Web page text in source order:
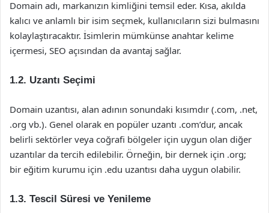
Domain adı, markanızın kimliğini temsil eder. Kısa, akılda
kalıcı ve anlamlı bir isim seçmek, kullanıcıların sizi bulmasını
kolaylaştıracaktır. İsimlerin mümkünse anahtar kelime
içermesi, SEO açısından da avantaj sağlar.
1.2. Uzantı Seçimi
Domain uzantısı, alan adının sonundaki kısımdır (.com, .net,
.org vb.). Genel olarak en popüler uzantı .com’dur, ancak
belirli sektörler veya coğrafi bölgeler için uygun olan diğer
uzantılar da tercih edilebilir. Örneğin, bir dernek için .org;
bir eğitim kurumu için .edu uzantısı daha uygun olabilir.
1.3. Tescil Süresi ve Yenileme